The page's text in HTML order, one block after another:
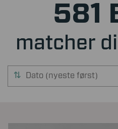
581
matcher
Dato (nyeste først)